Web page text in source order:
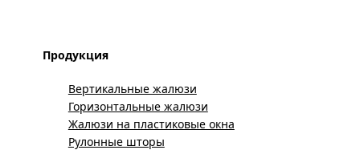
Продукция
Вертикальные жалюзи
Горизонтальные жалюзи
Жалюзи на пластиковые окна
Рулонные шторы